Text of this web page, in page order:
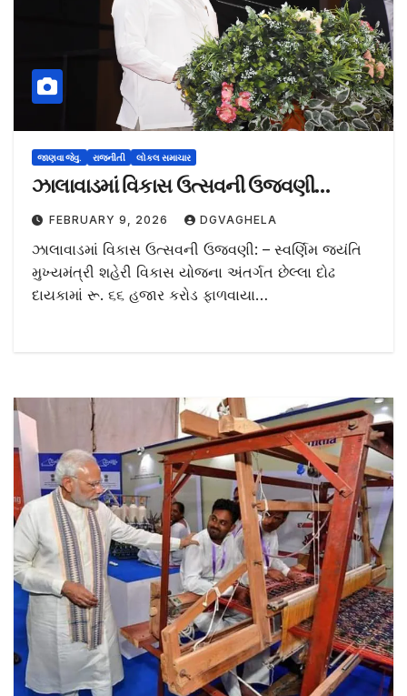
જાણવા જેવુ. રાજનીતી લોકલ સમાચાર
ઝાલાવાડમાં વિકાસ ઉત્સવની ઉજવણી…
FEBRUARY 9, 2026 DGVAGHELA
ઝાલાવાડમાં વિકાસ ઉત્સવની ઉજવણી: – સ્વર્ણિમ જયંતિ
મુખ્યમંત્રી શહેરી વિકાસ યોજના અંતર્ગત છેલ્લા દોઢ
દાયકામાં રૂ. ૬૬ હજાર કરોડ ફાળવાયા…